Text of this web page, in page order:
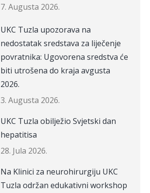
7. Augusta 2026.
UKC Tuzla upozorava na
nedostatak sredstava za liječenje
povratnika: Ugovorena sredstva će
biti utrošena do kraja avgusta
2026.
3. Augusta 2026.
UKC Tuzla obilježio Svjetski dan
hepatitisa
28. Jula 2026.
Na Klinici za neurohirurgiju UKC
Tuzla održan edukativni workshop